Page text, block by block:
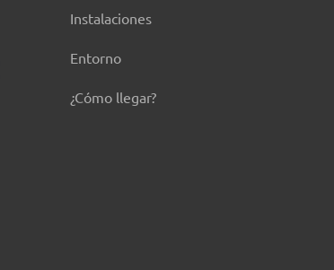
Instalaciones
Entorno
¿Cómo llegar?